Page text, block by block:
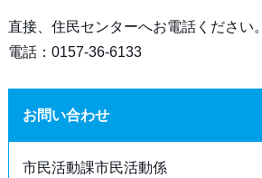
直接、住民センターへお電話ください。
電話：0157-36-6133
お問い合わせ
市民活動課市民活動係